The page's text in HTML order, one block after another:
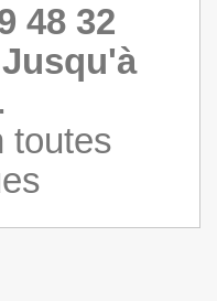
48 32
Jusqu'à
.
toutes